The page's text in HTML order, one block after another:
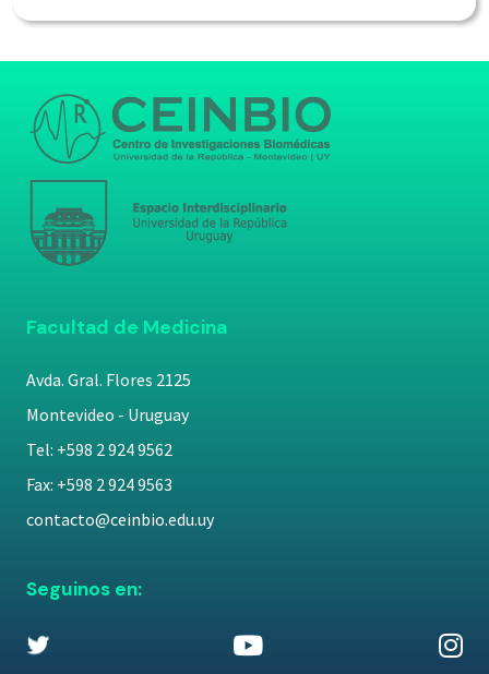
Facultad de Medicina
Avda. Gral. Flores 2125
Montevideo - Uruguay
Tel: +598 2 924 9562
Fax: +598 2 924 9563
contacto@ceinbio.edu.uy
Seguinos en: